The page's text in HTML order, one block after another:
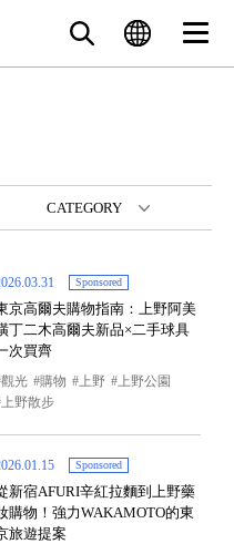
CATEGORY
Sponsored
京高爾夫購物指南：上野阿美
丁二木高爾夫新品×二手球具
次買齊
觀光 購物 上野
上野公園
上野散步
Sponsored
新宿AFURI辛紅拉麵到上野藥
購物！強力WAKAMOTO的東
旅遊提案